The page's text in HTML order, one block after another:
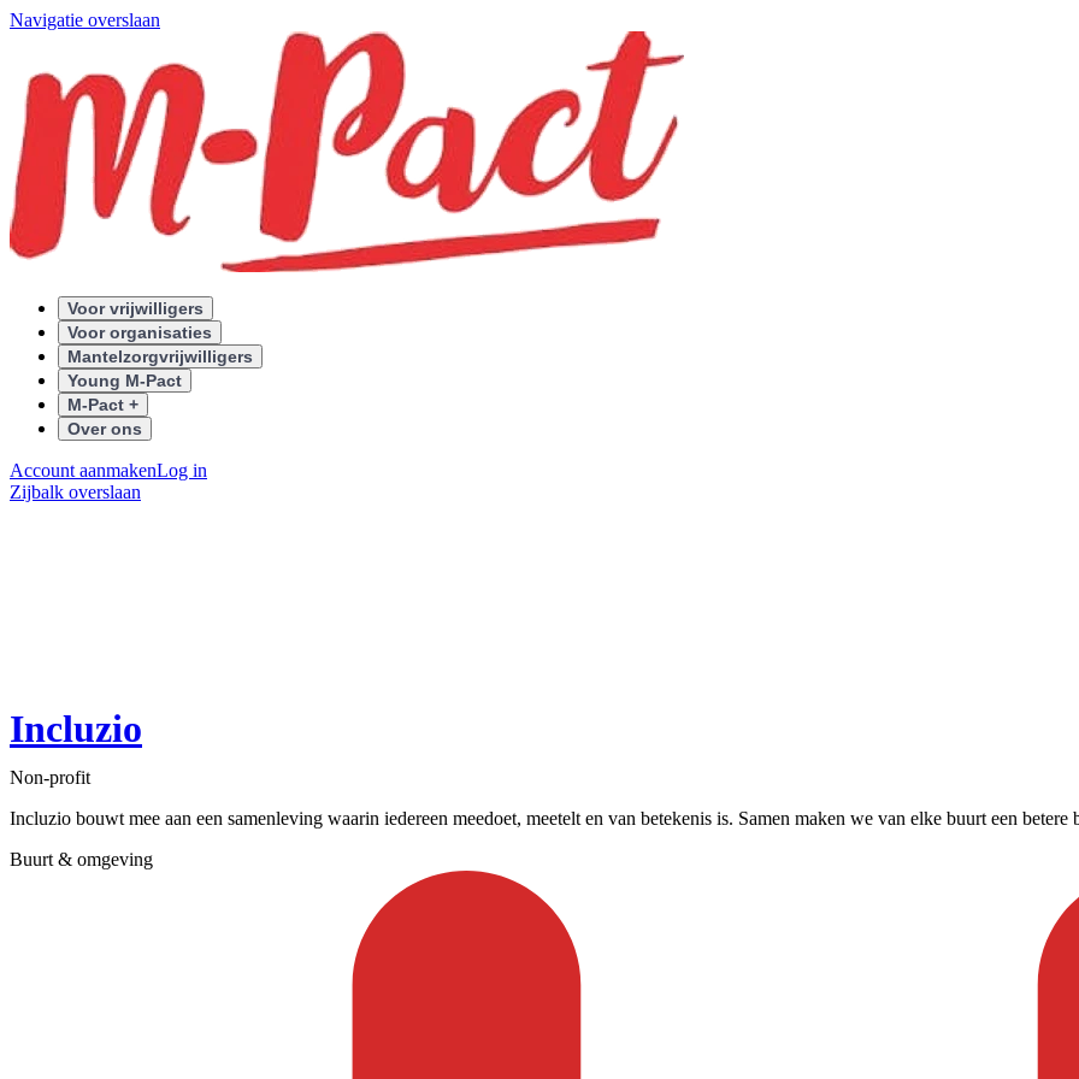
Navigatie overslaan
Voor vrijwilligers
Voor organisaties
Mantelzorgvrijwilligers
Young M-Pact
M-Pact +
Over ons
Account aanmakenLog in
Zijbalk overslaan
Incluzio
Non-profit
Incluzio bouwt mee aan een samenleving waarin iedereen meedoet, meetelt en van betekenis is. Samen maken we van elke buurt een betere
Buurt & omgeving